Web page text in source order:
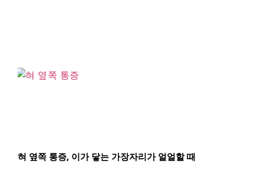
혀 옆쪽 통증, 이가 닿는 가장자리가 얼얼할 때